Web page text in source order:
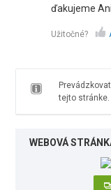
ďakujeme Ani
Užitočné?
tejto stránke.
WEBOVÁ